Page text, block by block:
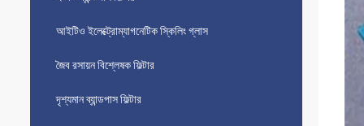
আইটিও ইলেক্ট্রোম্যাগনেটিক স্কিলিং গ্লাস
জৈব রসায়ন বিশ্লেষক ফিল্টার
দৃশ্যমান ব্যান্ডপাস ফিল্টার